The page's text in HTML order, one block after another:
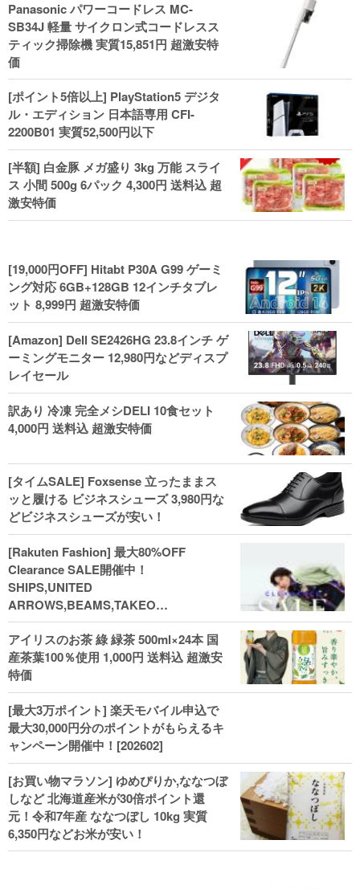
ル！
Panasonic パワーコードレス MC-
SB34J 軽量 サイクロン式コードレスス
ティック掃除機 実質15,851円 超激安特
価
[ポイント5倍以上] PlayStation5 デジタ
ル・エディション 日本語専用 CFI-
2200B01 実質52,500円以下
[半額] 白金豚 メガ盛り 3kg 万能 スライ
ス 小間 500g 6パック 4,300円 送料込 超
激安特価
[19,000円OFF] Hitabt P30A G99 ゲーミ
ング対応 6GB+128GB 12インチタブレ
ット 8,999円 超激安特価
[Amazon] Dell SE2426HG 23.8インチ ゲ
ーミングモニター 12,980円などディスプ
レイセール
訳あり 冷凍 完全メシDELI 10食セット
4,000円 送料込 超激安特価
[タイムSALE] Foxsense 立ったままス
ッと履ける ビジネスシューズ 3,980円な
どビジネスシューズが安い！
[Rakuten Fashion] 最大80%OFF
Clearance SALE開催中！
SHIPS,UNITED
ARROWS,BEAMS,TAKEO
KIKUCHI,COACH,MICHAEL KORSなど
(202602)
アイリスのお茶 綠 緑茶 500ml×24本 国
産茶葉100％使用 1,000円 送料込 超激安
特価
[最大3万ポイント] 楽天モバイル申込で
最大30,000円分のポイントがもらえるキ
ャンペーン開催中！[202602]
[お買い物マラソン] ゆめぴりか,ななつぼ
しなど 北海道産米が30倍ポイント還
元！令和7年産 ななつぼし 10kg 実質
6,350円などお米が安い！